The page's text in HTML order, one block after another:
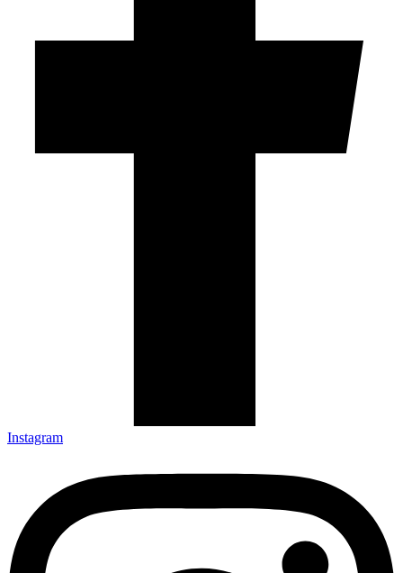
Instagram